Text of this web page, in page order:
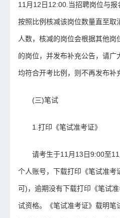
11月12日12:00.当招聘岗位与报
按照比例核减该岗位数量直至取
人数，核减的岗位会根据其他
的岗位，并发布补充公告，请广
均符合开考比例，则不再发布补
(三)笔试
1.打印《笔试准考证》
请考生于11月13日9:00至
个人账号，下载打印《笔试准考
可)，逾期没有下载打印《笔试
试资格。《笔试准考证》载明笔